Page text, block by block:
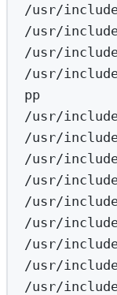
/usr/include/
/usr/
/usr/
/usr/include/
pp
/usr/
/usr/
/usr/
/usr/
/usr/
/usr/
/usr/include/
/usr/
/usr/